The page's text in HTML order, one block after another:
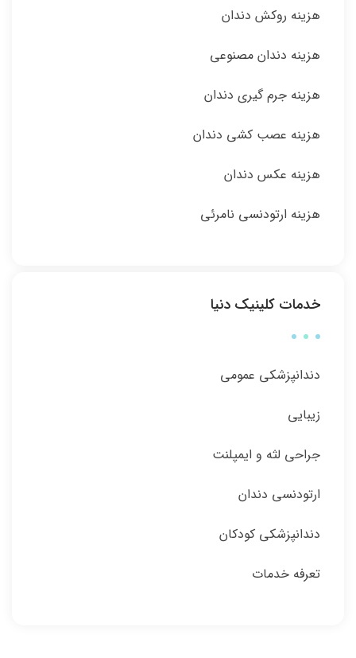
هزینه روکش دندان
هزینه دندان مصنوعی
هزینه جرم گیری دندان
هزینه عصب کشی دندان
هزینه عکس دندان
هزینه ارتودنسی نامرئی
خدمات کلینیک دنیا
دندانپزشکی عمومی
زیبایی
جراحی لثه و ایمپلنت
ارتودنسی دندان
دندانپزشکی کودکان
تعرفه خدمات